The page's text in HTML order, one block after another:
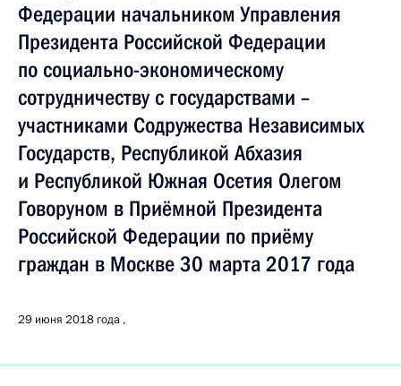
Федерации начальником Управления
Президента Российской Федерации
по социально-экономическому
сотрудничеству с государствами –
участниками Содружества Независимых
Государств, Республикой Абхазия
и Республикой Южная Осетия Олегом
Говоруном в Приёмной Президента
Российской Федерации по приёму
граждан в Москве 30 марта 2017 года
29 июня 2018 года